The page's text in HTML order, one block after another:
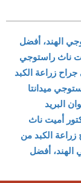
الهند، أفضل
ناث راستوجي
زراعة الكبد
ميدانتا
البريد
أميت ناث
الكبد من
الهند، أفضل